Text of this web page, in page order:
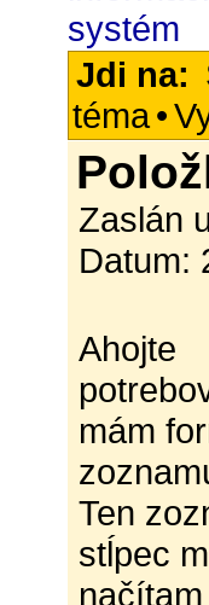
Jdi na:
téma•
Zaslán
Datum:
Ahojte
mám
Ten
stĺpec